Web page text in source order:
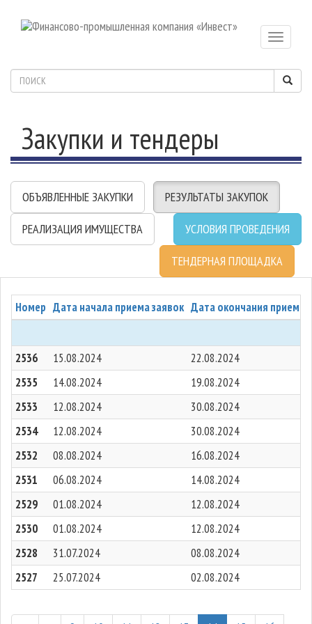
Toggle
navigation
Закупки и тендеры
ОБЪЯВЛЕННЫЕ ЗАКУПКИ
РЕЗУЛЬТАТЫ ЗАКУПОК
РЕАЛИЗАЦИЯ ИМУЩЕСТВА
УСЛОВИЯ ПРОВЕДЕНИЯ
ТЕНДЕРНАЯ ПЛОЩАДКА
Номер Дата начала приема заявок Дата окончания приема
2536 15.08.2024
22.08.2024
2535
14.08.2024
19.08.2024
2533
12.08.2024
30.08.2024
2534
12.08.2024
30.08.2024
2532
08.08.2024
16.08.2024
2531
06.08.2024
14.08.2024
2529
01.08.2024
12.08.2024
2530
01.08.2024
12.08.2024
2528
31.07.2024
08.08.2024
2527
25.07.2024 02.08.2024